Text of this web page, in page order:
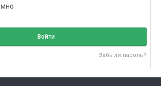
Войти
Забыли пароль?